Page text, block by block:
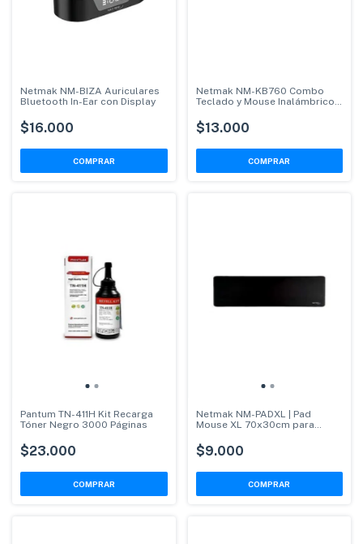
Netmak NM-BIZA Auriculares
Bluetooth In-Ear con Display
$16.000
Netmak NM-KB760 Combo
Teclado y Mouse Inalámbrico
$13.000
Pantum TN-411H Kit Recarga
Tóner Negro 3000 Páginas
$23.000
Netmak NM-PADXL | Pad
Mouse XL 70x30cm para
$9.000